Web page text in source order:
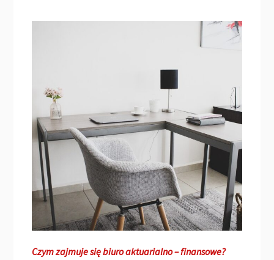
Czym zajmuje się biuro aktuarialno – finansowe?